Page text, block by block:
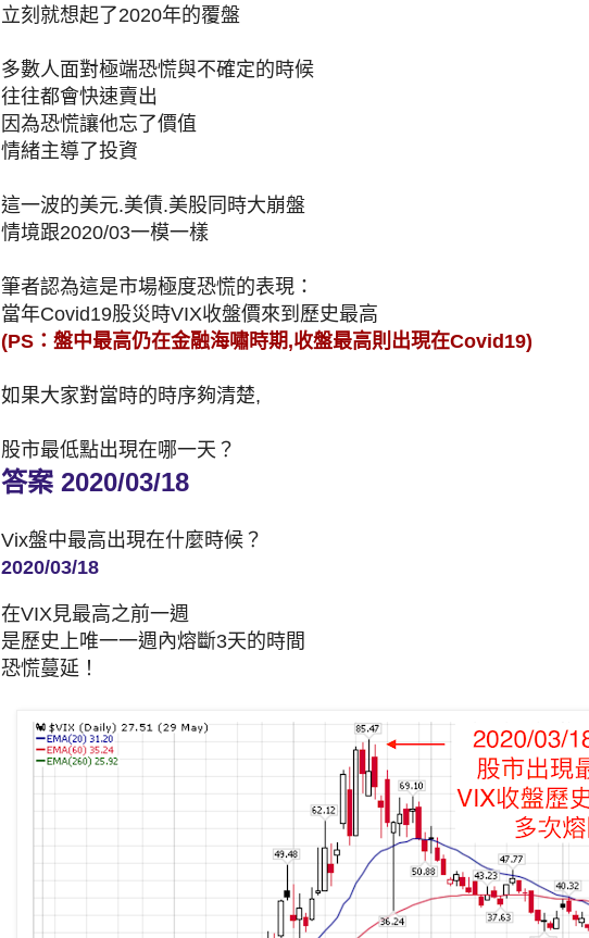
立刻就想起了2020年的覆盤
多數人面對極端恐慌與不確定的時候
往往都會快速賣出
因為恐慌讓他忘了價值
情緒主導了投資
這一波的美元.美債.美股同時大崩盤
情境跟2020/03一模一樣
筆者認為這是市場極度恐慌的表現：
當年Covid19股災時VIX收盤價來到歷史最高
(PS：盤中最高仍在金融海嘯時期,收盤最高則出現在Covid19)
如果大家對當時的時序夠清楚,
股市最低點出現在哪一天？
答案 2020/03/18
Vix盤中最高出現在什麼時候？
2020/03/18
在VIX見最高之前一週
是歷史上唯一一週內熔斷3天的時間
恐慌蔓延！